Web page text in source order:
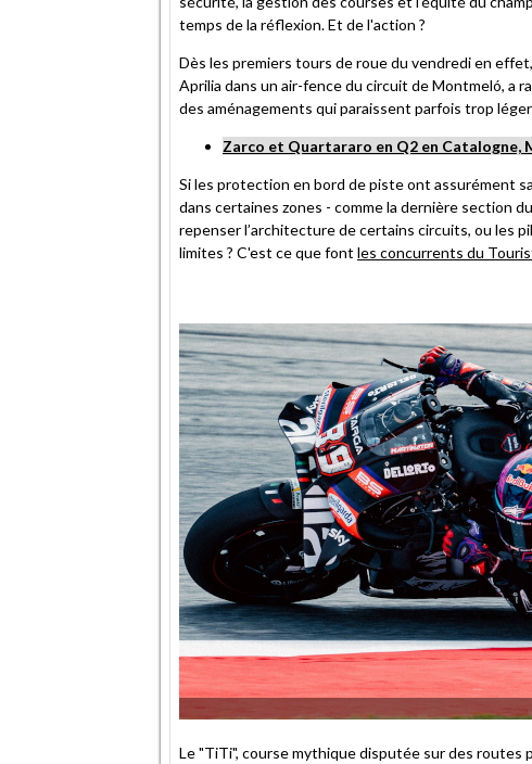
temps de la réflexion. Et de l'action ?
Dès les premiers tours de roue du vendredi en
Aprilia dans un air-fence du circuit de Montmeló, a
des aménagements qui paraissent parfois trop
Zarco et Quartararo en Q2 en
Si les protection en bord de piste ont assurément
dans certaines zones - comme la dernière section
repenser l’architecture de certains circuits, ou les
limites ? C'est ce que font les concurrents du
Le "TiTi", course mythique disputée sur des routes